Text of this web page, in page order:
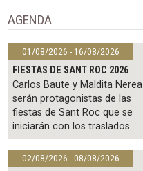
AGENDA
01/08/2026 - 16/08/2026
FIESTAS DE SANT ROC 2026
Carlos Baute y Maldita Nerea
serán protagonistas de las
fiestas de Sant Roc que se
iniciarán con los traslados
02/08/2026 - 08/08/2026